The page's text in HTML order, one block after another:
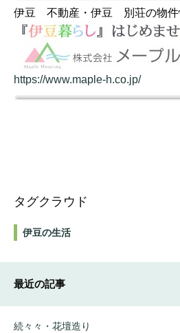
伊豆 不動産・伊豆 別荘の物件
https://www.maple-h.co.jp/
タグクラウド
伊豆の生活
最近の記事
続々々・花壇造り